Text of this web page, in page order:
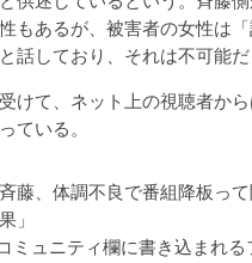
もあるが、被害者の女性は
話しており、それは不可能だ
けて、ネット上の視聴者か
ている。
斉藤、体調不良で番組降板っ
」
コミュニティ欄に書き込まれ